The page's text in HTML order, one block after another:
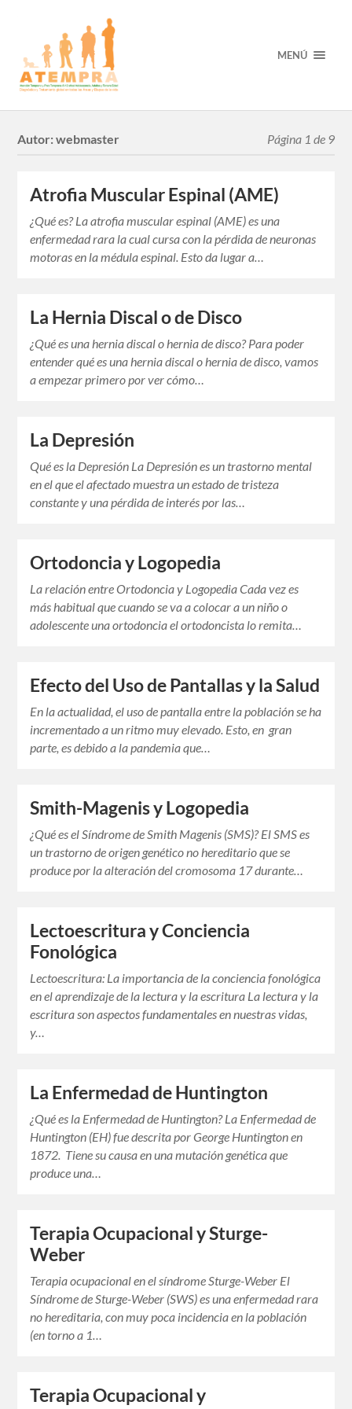
MENÚ
Autor:webmaster Página 1 de 9
Atrofia Muscular Espinal (AME)
¿Qué es? La atrofia muscular espinal (AME) es una
enfermedad rara la cual cursa con la pérdida de neuronas
motoras en la médula espinal. Esto da lugar a…
La Hernia Discal o de Disco
¿Qué es una hernia discal o hernia de disco? Para poder
entender qué es una hernia discal o hernia de disco, vamos
a empezar primero por ver cómo…
La Depresión
Qué es la Depresión La Depresión es un trastorno mental
en el que el afectado muestra un estado de tristeza
constante y una pérdida de interés por las…
Ortodoncia y Logopedia
La relación entre Ortodoncia y Logopedia Cada vez es
más habitual que cuando se va a colocar a un niño o
adolescente una ortodoncia el ortodoncista lo remita…
Efecto del Uso de Pantallas y la Salud
En la actualidad, el uso de pantalla entre la población se ha
incrementado a un ritmo muy elevado. Esto, en gran
parte, es debido a la pandemia que…
Smith-Magenis y Logopedia
¿Qué es el Síndrome de Smith Magenis (SMS)? El SMS es
un trastorno de origen genético no hereditario que se
produce por la alteración del cromosoma 17 durante…
Lectoescritura y Conciencia
Fonológica
Lectoescritura: La importancia de la conciencia fonológica
en el aprendizaje de la lectura y la escritura La lectura y la
escritura son aspectos fundamentales en nuestras vidas,
y…
La Enfermedad de Huntington
¿Qué es la Enfermedad de Huntington? La Enfermedad de
Huntington (EH) fue descrita por George Huntington en
1872. Tiene su causa en una mutación genética que
produce una…
Terapia Ocupacional y Sturge-
Weber
Terapia ocupacional en el síndrome Sturge-Weber El
Síndrome de Sturge-Weber (SWS) es una enfermedad rara
no hereditaria, con muy poca incidencia en la población
(en torno a 1…
Terapia Ocupacional y